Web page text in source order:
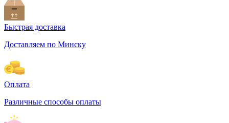
Быстрая доставка
Доставляем по Минску
Оплата
Различные способы оплаты